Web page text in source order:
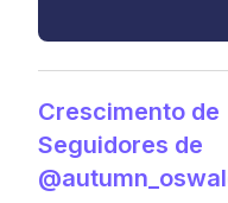
Crescimento de
Seguidores de